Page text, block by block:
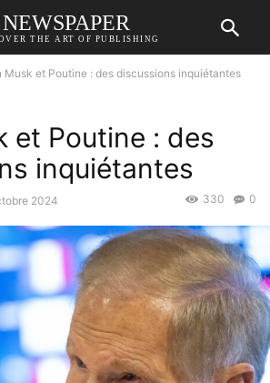
NEWSPAPER
THE ART OF PUBLISHING
Musk et Poutine : des discussions inquiétantes
et Poutine : des
inquiétantes
2024 0
330